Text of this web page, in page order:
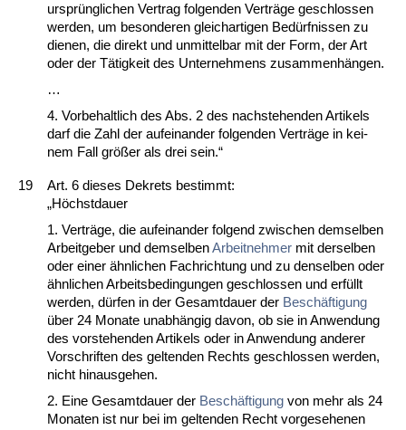
ursprüng­li­chen Ver­trag fol­gen­den Verträge ge­schlos­sen
wer­den, um be­son­de­ren gleich­ar­ti­gen Bedürf­nis­sen zu
die­nen, die di­rekt und un­mit­tel­bar mit der Form, der Art
oder der Tätig­keit des Un­ter­neh­mens zu­sam­menhängen.
…
4. Vor­be­halt­lich des Abs. 2 des nach­ste­hen­den Ar­ti­kels
darf die Zahl der auf­ein­an­der fol­gen­den Verträge in kei­
nem Fall größer als drei sein.“
19
Art. 6 die­ses De­krets be­stimmt:
„Höchst­dau­er
1. Verträge, die auf­ein­an­der fol­gend zwi­schen dem­sel­ben
Ar­beit­ge­ber und dem­sel­benAr­beit­neh­mer mit der­sel­ben
oder ei­ner ähn­li­chen Fach­rich­tung und zu den­sel­ben oder
ähn­li­chen Ar­beits­be­din­gun­gen ge­schlos­sen und erfüllt
wer­den, dürfen in der Ge­samt­dau­er der Beschäfti­gung
über 24 Mo­na­te un­abhängig da­von, ob sie in An­wen­dung
des vor­ste­hen­den Ar­ti­kels oder in An­wen­dung an­de­rer
Vor­schrif­ten des gel­ten­den Rechts ge­schlos­sen wer­den,
nicht hin­aus­ge­hen.
2. Ei­ne Ge­samt­dau­er der Beschäfti­gung von mehr als 24
Mo­na­ten ist nur bei im gel­ten­den Recht vor­ge­se­he­nen